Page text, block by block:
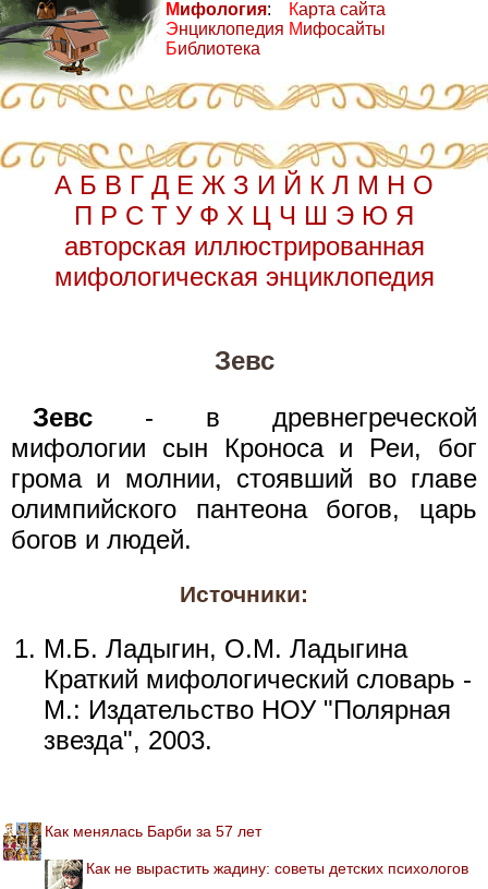
Мифология:
Энциклопедия
Библиотека
Карта сайта
Мифосайты
А Б В Г Д Е Ж З И Й К Л М Н О
П Р С Т У Ф Х Ц Ч Ш Э Ю Я
авторская иллюстрированная
мифологическая энциклопедия
Зевс
Зевс - в древнегреческой
мифологии сын Кроноса и Реи, бог
грома и молнии, стоявший во главе
олимпийского пантеона богов, царь
богов и людей.
Источники:
М.Б. Ладыгин, О.М. Ладыгина
Краткий мифологический словарь -
М.: Издательство НОУ "Полярная
звезда", 2003.
Как менялась Барби за 57 лет
Как не вырастить жадину: советы детских психологов